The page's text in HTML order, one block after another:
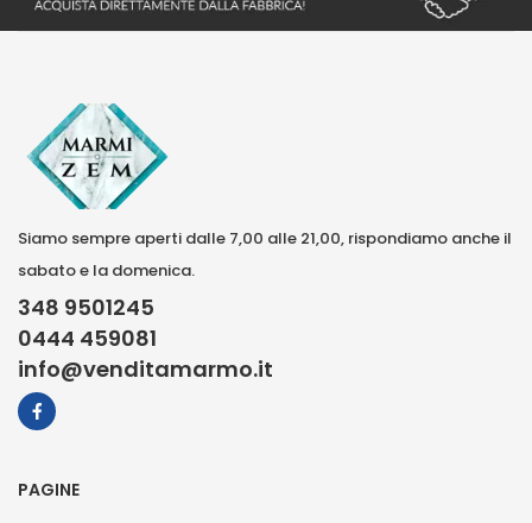
Siamo sempre aperti dalle 7,00 alle 21,00, rispondiamo anche il
sabato e la domenica.
348 9501245
0444 459081
info@venditamarmo.it
PAGINE